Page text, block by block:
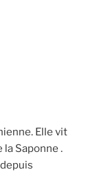
Elle vit
la Saponne .